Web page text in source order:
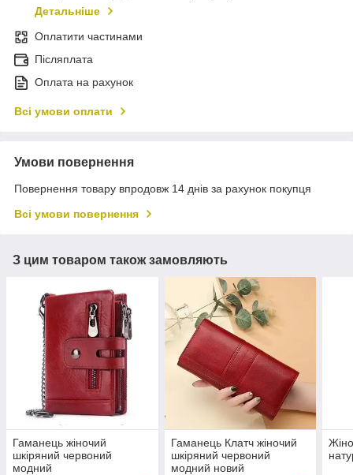
Детальніше
Оплатити частинами
Післяплата
Оплата на рахунок
Всі умови оплати
Умови повернення
Повернення товару впродовж 14 днів за рахунок покупця
Всі умови повернення
З цим товаром також замовляють
Гаманець жіночий
шкіряний червоний
модний
Гаманець Клатч жіночий
шкіряний червоний
модний новий